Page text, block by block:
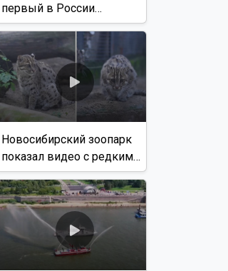
первый в России
документальный фильм
с использованием ИИ
Новосибирский зоопарк
показал видео с редким
виверровым котом